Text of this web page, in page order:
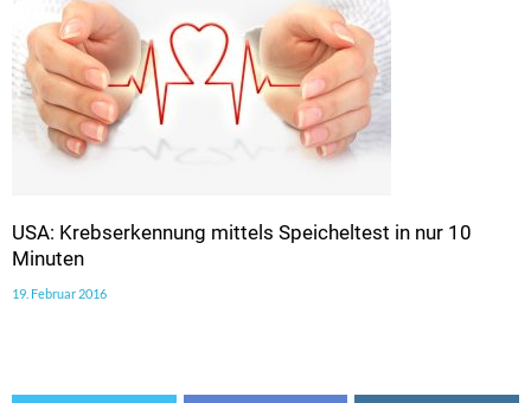
USA: Krebserkennung mittels Speicheltest in nur 10
Minuten
19. Februar 2016